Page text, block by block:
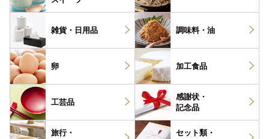
雑貨・ 日用品 調味料・ 油
卵 加工食品
工芸品
感謝状・
記念品
旅行・
セット類・